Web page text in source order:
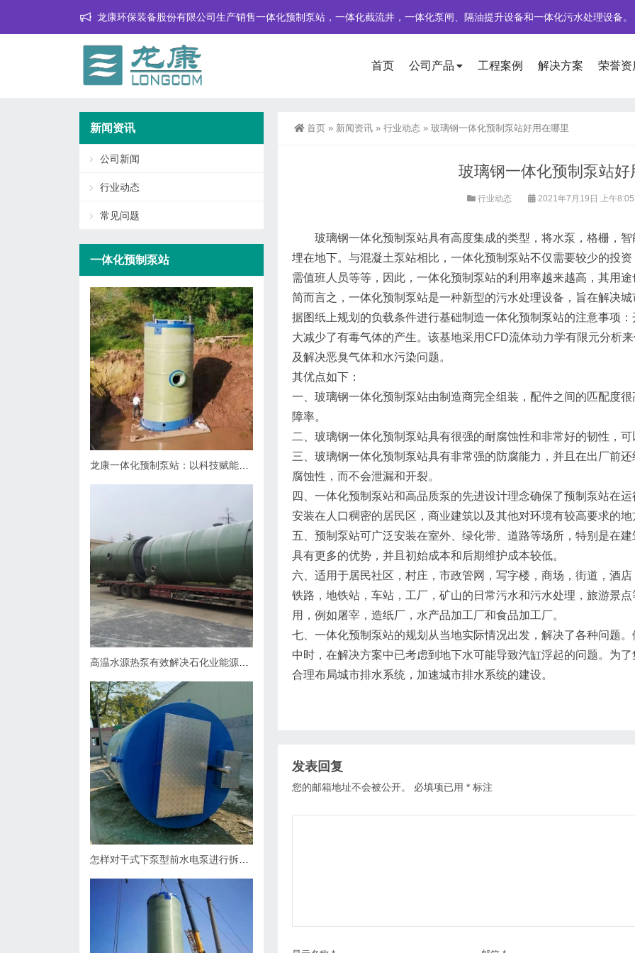
龙康环保装备股份有限公司生产销售一体化预制泵站，一体化截流井，一体化泵闸、隔油提升设备和一体化污水处理设备。
首页 公司产品 工程案例 解决方案 荣誉资
首页 » 新闻资讯 » 行业动态 » 玻璃钢一体化预制泵站好用在哪里
玻璃钢一体化预制泵站好
行业动态 2021年7月19日 上午
玻璃钢一体化预制泵站具有高度集成的类型，将水泵，格栅，
埋在地下。与混凝土泵站相比，一体化预制泵站不仅需要较少的投
需值班人员等等，因此，一体化预制泵站的利用率越来越高，其用
简而言之，一体化预制泵站是一种新型的污水处理设备，旨在解决
据图纸上规划的负载条件进行基础制造一体化预制泵站的注意事项
大减少了有毒气体的产生。该基地采用CFD流体动力学有限元分析
及解决恶臭气体和水污染问题。
其优点如下：
一、玻璃钢一体化预制泵站由制造商完全组装，配件之间的匹配度
障率。
二、玻璃钢一体化预制泵站具有很强的耐腐蚀性和非常好的韧性，
三、玻璃钢一体化预制泵站具有非常强的防腐能力，并且在出厂前
腐蚀性，而不会泄漏和开裂。
四、一体化预制泵站和高品质泵的先进设计理念确保了预制泵站在
安装在人口稠密的居民区，商业建筑以及其他对环境有较高要求的地
五、预制泵站可广泛安装在室外、绿化带、道路等场所，特别是在
具有更多的优势，并且初始成本和后期维护成本较低。
六、适用于居民社区，村庄，市政管网，写字楼，商场，街道，酒
铁路，地铁站，车站，工厂，矿山的日常污水和污水处理，旅游景
用，例如屠宰，造纸厂，水产品加工厂和食品加工厂。
七、一体化预制泵站的规划从当地实际情况出发，解决了各种问题
中时，在解决方案中已考虑到地下水可能导致汽缸浮起的问题。为
合理布局城市排水系统，加速城市排水系统的建设。
发表回复
您的邮箱地址不会被公开。 必填项已用 * 标注
新闻资讯
公司新闻
行业动态
常见问题
一体化预制泵站